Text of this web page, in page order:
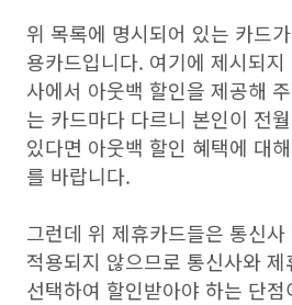
위 목록에 명시되어 있는 카드
용카드입니다. 여기에 제시되
사에서 아웃백 할인을 제공해
는 카드마다 다르니 본인이 전
있다면 아웃백 할인 혜택에 대
를 바랍니다.
그런데 위 제휴카드들은 통신
적용되지 않으므로 통신사와
선택하여 할인받아야 하는 단